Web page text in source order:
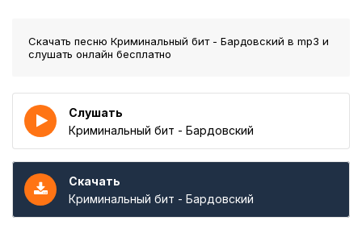
Скачать песню Криминальный бит - Бардовский в mp3 и
слушать онлайн бесплатно
Слушать
Криминальный бит - Бардовский
Скачать
Криминальный бит - Бардовский